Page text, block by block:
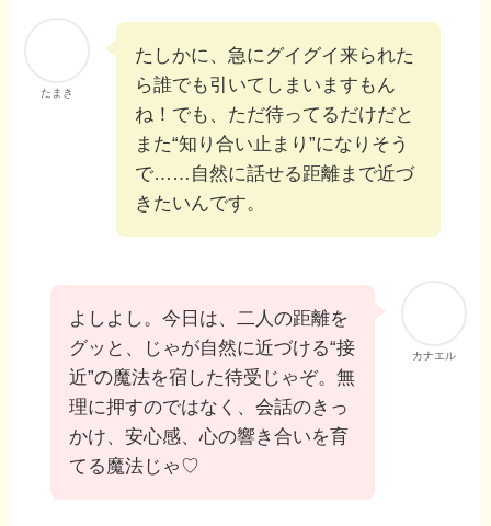
たまき
たしかに、急にグイグイ来られた
ら誰でも引いてしまいますもん
ね！でも、ただ待ってるだけだと
また“知り合い止まり”になりそう
で……自然に話せる距離まで近づ
きたいんです。
カナエル
よしよし。今日は、二人の距離を
グッと、じゃが自然に近づける“接
近”の魔法を宿した待受じゃぞ。無
理に押すのではなく、会話のきっ
かけ、安心感、心の響き合いを育
てる魔法じゃ♡